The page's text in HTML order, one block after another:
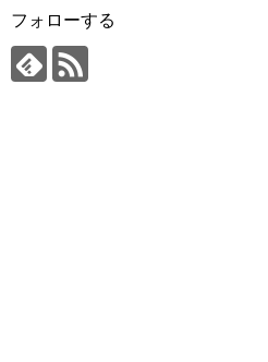
フォローする